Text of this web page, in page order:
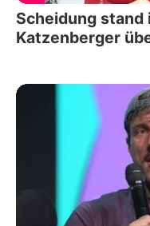
Scheidung stand
Katzenberger